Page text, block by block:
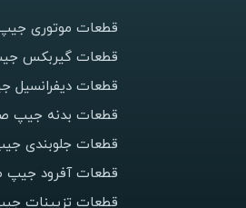
قطعات موتوری
قطعات گیربکس
قطعات دیفرانسیل
قطعات بدنه جیپ
قطعات جلوبندی
قطعات آفرود جیپ
قطعات تزیینات